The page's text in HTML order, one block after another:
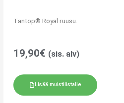
Tantop® Royal ruusu.
19,90€ (sis. alv)
Lisää muistilistalle